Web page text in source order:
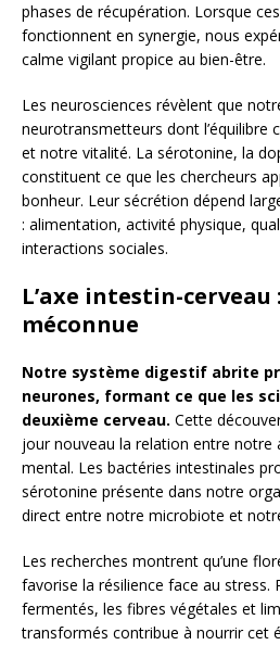
phases de récupération. Lorsque
fonctionnent en synergie, nous
calme vigilant propice au bien-être.
Les neurosciences révèlent que
neurotransmetteurs dont l’équilibre
et notre vitalité. La sérotonine, la
constituent ce que les chercheurs
bonheur. Leur sécrétion dépend
: alimentation, activité physique,
interactions sociales.
L’axe intestin-
méconnue
Notre système digestif abrite
neurones, formant ce que les
deuxième cerveau. Cette
jour nouveau la relation entre
mental. Les bactéries intestinales
sérotonine présente dans notre
direct entre notre microbiote et
Les recherches montrent qu’une
favorise la résilience face au stress.
fermentés, les fibres végétales et
transformés contribue à nourrir cet